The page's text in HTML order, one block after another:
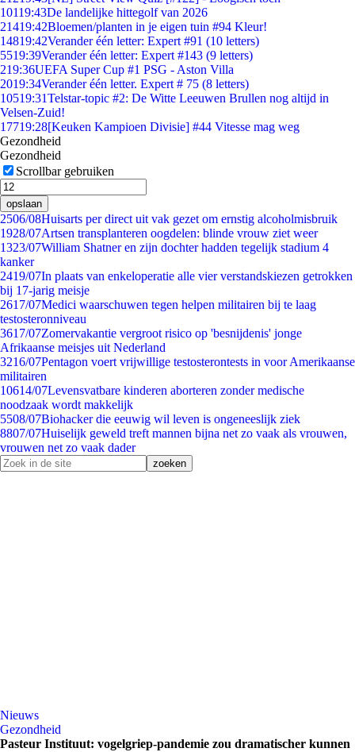
10119:43De landelijke hittegolf van 2026
21419:42Bloemen/planten in je eigen tuin #94 Kleur!
14819:42Verander één letter: Expert #91 (10 letters)
5519:39Verander één letter: Expert #143 (9 letters)
219:36UEFA Super Cup #1 PSG - Aston Villa
2019:34Verander één letter. Expert # 75 (8 letters)
10519:31Telstar-topic #2: De Witte Leeuwen Brullen nog altijd in
Velsen-Zuid!
17719:28[Keuken Kampioen Divisie] #44 Vitesse mag weg
Gezondheid
Gezondheid
Scrollbar gebruiken
opslaan
2506/08Huisarts per direct uit vak gezet om ernstig alcoholmisbruik
1928/07Artsen transplanteren oogdelen: blinde vrouw ziet weer
1323/07William Shatner en zijn dochter hadden tegelijk stadium 4
kanker
2419/07In plaats van enkeloperatie alle vier verstandskiezen getrokken
bij 17-jarig meisje
2617/07Medici waarschuwen tegen helpen militairen bij te laag
testosteronniveau
3617/07Zomervakantie vergroot risico op 'besnijdenis' jonge
Afrikaanse meisjes uit Nederland
3216/07Pentagon voert vrijwillige testosterontests in voor Amerikaanse
militairen
10614/07Levensvatbare kinderen aborteren zonder medische
noodzaak wordt makkelijk
5508/07Biohacker die eeuwig wil leven is ongeneeslijk ziek
8807/07Huiselijk geweld treft mannen bijna net zo vaak als vrouwen,
vrouwen net zo vaak dader
Nieuws
Gezondheid
Pasteur Instituut: vogelgriep-pandemie zou dramatischer kunnen